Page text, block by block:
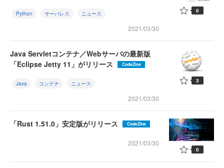
Python サーバレス ニュース
2021/03/30
0
Java Servletコンテナ／Webサーバの最新版
「Eclipse Jetty 11」がリリース
CodeZine
Java コンテナ ニュース
2021/03/30
3
「Rust 1.51.0」安定版がリリース CodeZine
2021/03/30
0